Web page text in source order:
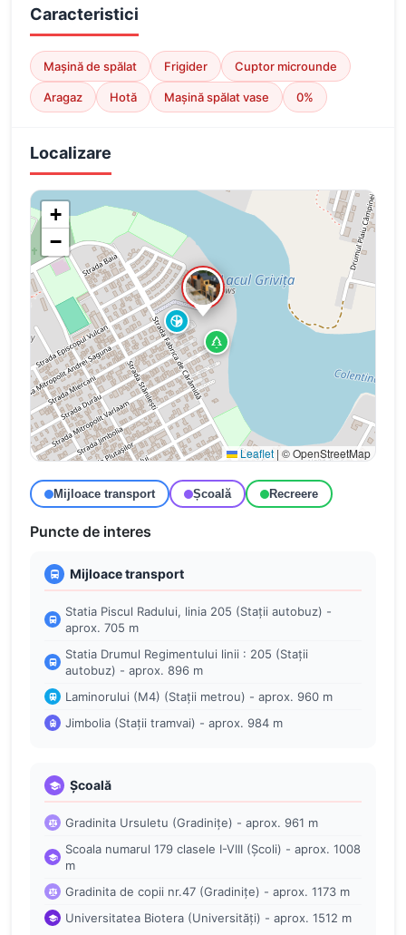
Caracteristici
Mașină de spălat Frigider Cuptor microunde
Aragaz Hotă Mașină spălat vase 0%
Localizare
+
−
Leaflet | © OpenStreetMap
Mijloace transport Școală Recreere
Puncte de interes
Mijloace transport
Statia Piscul Radului, linia 205 (Stații autobuz) -
aprox. 705 m
Statia Drumul Regimentului linii : 205 (Stații
autobuz) - aprox. 896 m
Laminorului (M4) (Stații metrou) - aprox. 960 m
Jimbolia (Stații tramvai) - aprox. 984 m
Școală
Gradinita Ursuletu (Gradinițe) - aprox. 961 m
Scoala numarul 179 clasele I-VIII (Școli) - aprox. 1008
m
Gradinita de copii nr.47 (Gradinițe) - aprox. 1173 m
Universitatea Biotera (Universități) - aprox. 1512 m